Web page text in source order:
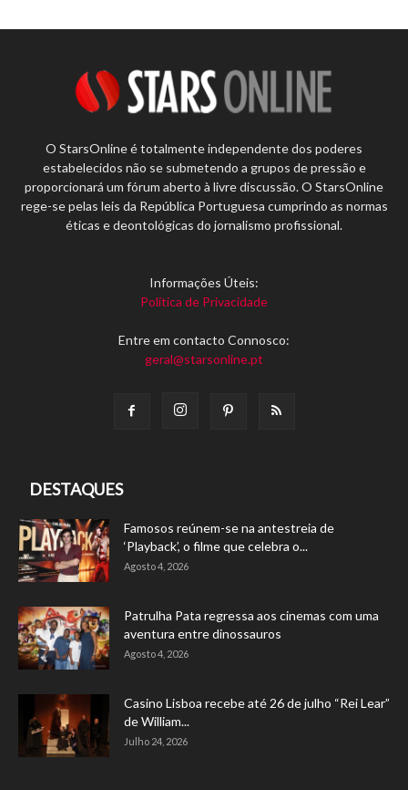
O StarsOnline é totalmente independente dos poderes
estabelecidos não se submetendo a grupos de pressão e
proporcionará um fórum aberto à livre discussão. O StarsOnline
rege-se pelas leis da República Portuguesa cumprindo as normas
éticas e deontológicas do jornalismo profissional.
Informações Úteis:
Política de Privacidade
Entre em contacto Connosco:
geral@starsonline.pt
DESTAQUES
Famosos reúnem-se na antestreia de
‘Playback’, o filme que celebra o...
Agosto 4, 2026
Patrulha Pata regressa aos cinemas com uma
aventura entre dinossauros
Agosto 4, 2026
Casino Lisboa recebe até 26 de julho “Rei Lear”
de William...
Julho 24, 2026